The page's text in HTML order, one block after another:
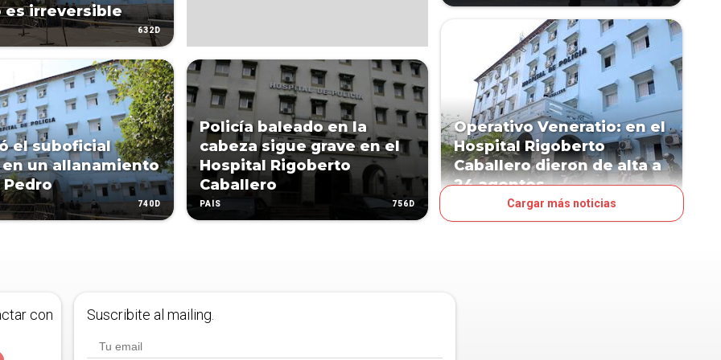
es irreversible
632D
el suboficial
un allanamiento
Pedro
740D
Policía baleado en la
cabeza sigue grave en el
Hospital Rigoberto
Caballero
PAÍS 756D
Operativo Veneratio: en el
Hospital Rigoberto
Caballero dieron de alta a
24 agentes
Cargar más noticias
con Suscribite al mailing.